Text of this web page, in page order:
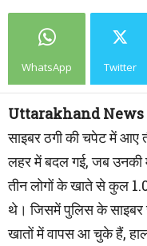
WhatsApp Twitter
Uttarakhand News
साइबर ठगी की चपेट में आए
लहर में बदल गई, जब उनकी
तीन लोगों के खाते से कुल
थे। जिसमें पुलिस के साइबर
खातों में वापस आ चुके हैं,